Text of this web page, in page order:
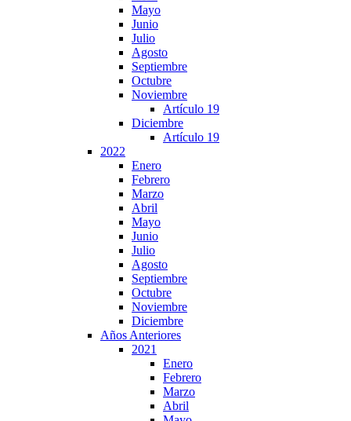
Mayo
Junio
Julio
Agosto
Septiembre
Octubre
Noviembre
Artículo 19
Diciembre
Artículo 19
2022
Enero
Febrero
Marzo
Abril
Mayo
Junio
Julio
Agosto
Septiembre
Octubre
Noviembre
Diciembre
Años Anteriores
2021
Enero
Febrero
Marzo
Abril